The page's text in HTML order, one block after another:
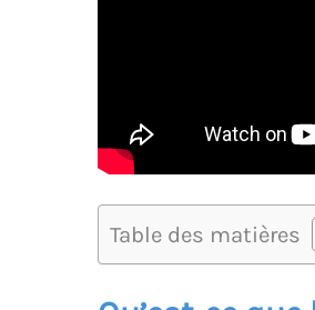
Table des matières